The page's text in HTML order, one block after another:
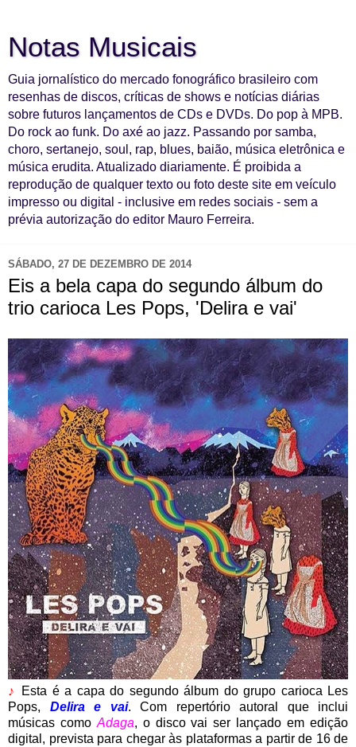
Notas Musicais
Guia jornalístico do mercado fonográfico brasileiro com
resenhas de discos, críticas de shows e notícias diárias
sobre futuros lançamentos de CDs e DVDs. Do pop à MPB.
Do rock ao funk. Do axé ao jazz. Passando por samba,
choro, sertanejo, soul, rap, blues, baião, música eletrônica e
música erudita. Atualizado diariamente. É proibida a
reprodução de qualquer texto ou foto deste site em veículo
impresso ou digital - inclusive em redes sociais - sem a
prévia autorização do editor Mauro Ferreira.
SÁBADO, 27 DE DEZEMBRO DE 2014
Eis a bela capa do segundo álbum do
trio carioca Les Pops, 'Delira e vai'
♪
Esta é a capa do segundo álbum do grupo carioca Les
Pops, Delira e vai. Com repertório autoral que inclui
músicas como Adaga, o disco vai ser lançado em edição
digital, prevista para chegar às plataformas a partir de 16 de